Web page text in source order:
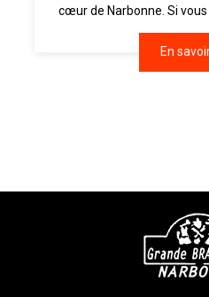
cœur de Narbonne. Si vous
En